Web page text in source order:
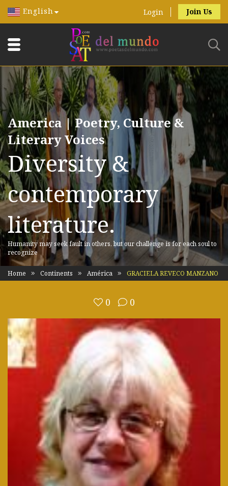
English Login Join Us
America | Poetry, Culture &
Literary Voices
Diversity &
contemporary
literature.
Humanity may seek fault in others, but our challenge is for each soul to
recognize
Home Continents América GRACIELA REVECO MANZANO
0 0